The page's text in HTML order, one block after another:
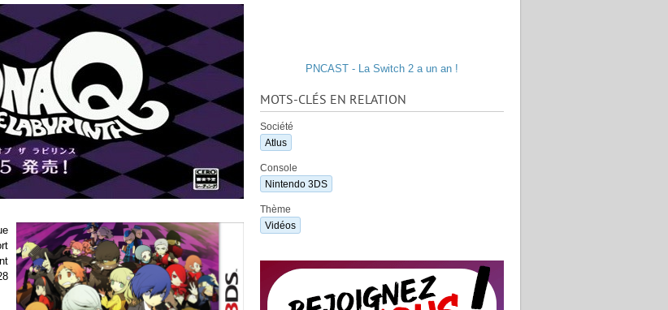
PNCAST - La Switch 2 a un an !
MOTS-CLÉS EN RELATION
Société
Atlus
Console
Nintendo 3DS
Thème
Vidéos